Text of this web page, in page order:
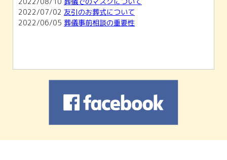
2022/07/02 友引のお葬式について
2022/06/05 葬儀事前相談の重要性